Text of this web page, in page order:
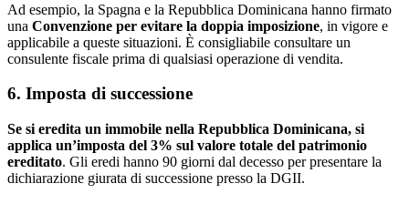
Ad esempio, la Spagna e la Repubblica Dominicana hanno firmato
una Convenzione per evitare la doppia imposizione, in vigore e
applicabile a queste situazioni. È consigliabile consultare un
consulente fiscale prima di qualsiasi operazione di vendita.
6. Imposta di successione
Se si eredita un immobile nella Repubblica Dominicana, si
applica un’imposta del 3% sul valore totale del patrimonio
ereditato. Gli eredi hanno 90 giorni dal decesso per presentare la
dichiarazione giurata di successione presso la DGII.